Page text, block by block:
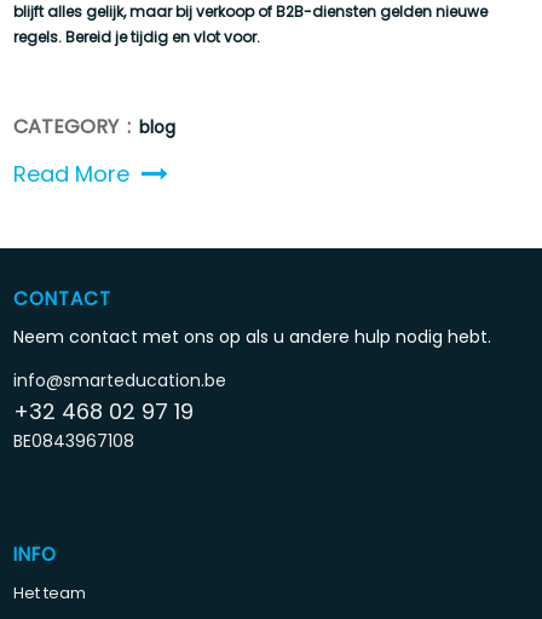
blijft alles gelijk, maar bij verkoop of B2B-diensten gelden nieuwe
regels. Bereid je tijdig en vlot voor.
CATEGORY :blog
Read More
CONTACT
Neem contact met ons op als u andere hulp nodig hebt.
info@smarteducation.be
+32 468 02 97 19
BE0843967108
INFO
Het team